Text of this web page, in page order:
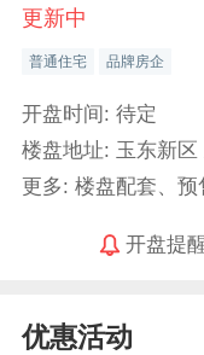
更新中
普通住宅 品牌房企
开盘时间: 待定
楼盘地址: 玉东新
更多: 楼盘配套、
开盘提
优惠活动